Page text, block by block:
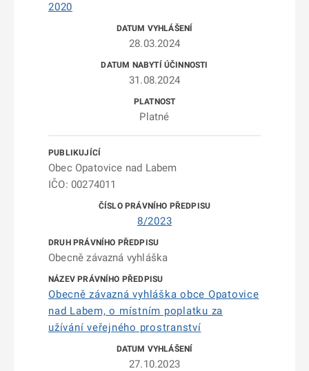
2020
28.03.2024
31.08.2024
Platné
Obec Opatovice nad Labem
IČO: 00274011
8/2023
Obecně závazná vyhláška
Obecně závazná vyhláška obce Opatovice
nad Labem, o místním poplatku za
užívání veřejného prostranství
27.10.2023